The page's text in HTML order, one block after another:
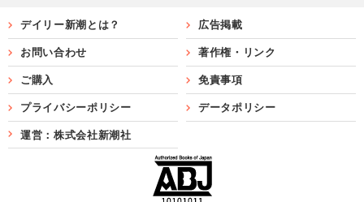
デイリー新潮とは？ 広告掲載
お問い合わせ 著作権・リンク
ご購入 免責事項
プライバシーポリシー データポリシー
運営：株式会社新潮社